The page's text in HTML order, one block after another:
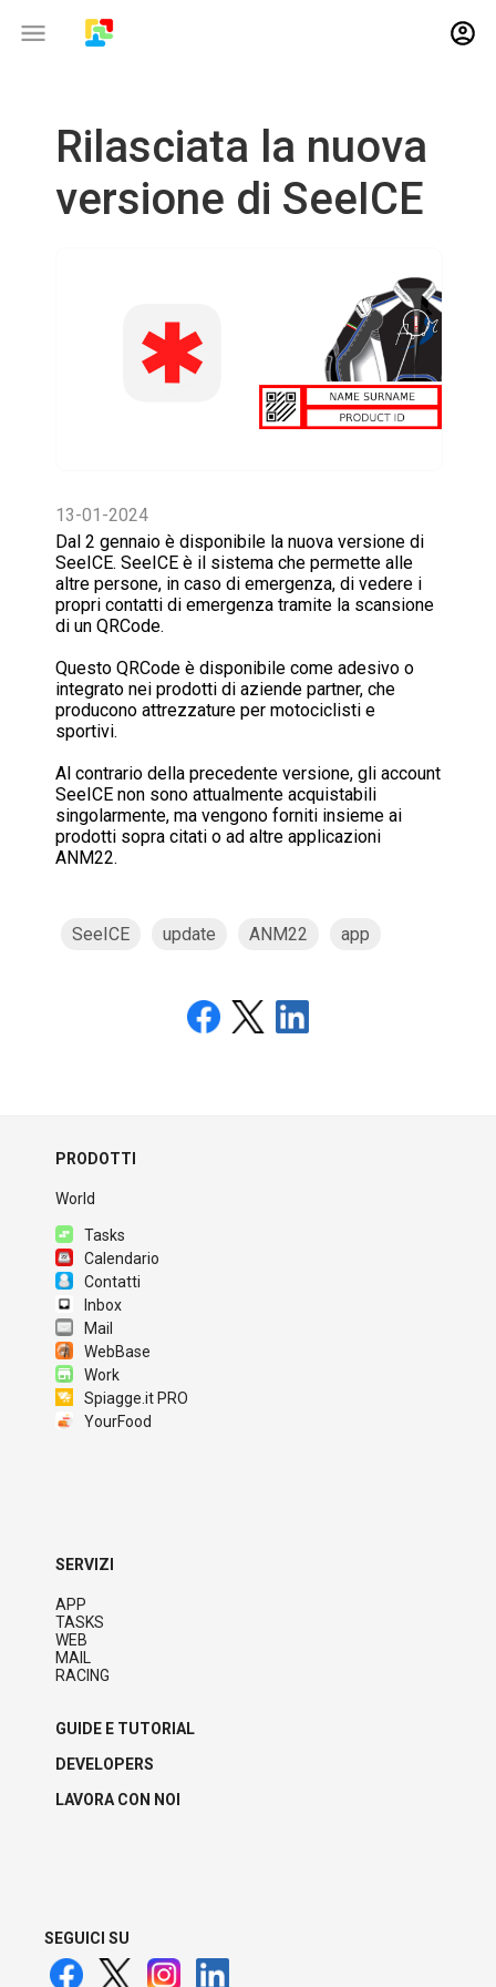
Rilasciata la nuova
versione di SeeICE
13-01-2024
Dal 2 gennaio è disponibile la nuova versione di
SeeICE. SeeICE è il sistema che permette alle
altre persone, in caso di emergenza, di vedere i
propri contatti di emergenza tramite la scansione
di un QRCode.
Questo QRCode è disponibile come adesivo o
integrato nei prodotti di aziende partner, che
producono attrezzature per motociclisti e
sportivi.
Al contrario della precedente versione, gli account
SeeICE non sono attualmente acquistabili
singolarmente, ma vengono forniti insieme ai
prodotti sopra citati o ad altre applicazioni
ANM22.
SeeICE update ANM22 app
PRODOTTI
World
Tasks
Calendario
Contatti
Inbox
Mail
WebBase
Work
Spiagge.it PRO
YourFood
SERVIZI
APP
TASKS
WEB
MAIL
RACING
GUIDE E TUTORIAL
DEVELOPERS
LAVORA CON NOI
SEGUICI SU